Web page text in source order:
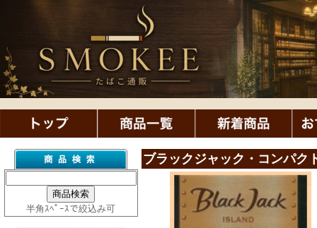
半角ｽﾍﾟｰｽで絞込み可
ブラックジャック・コンパク